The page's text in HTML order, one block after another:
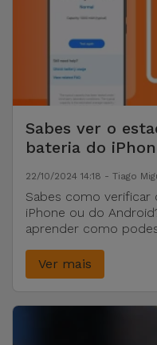
Sabes ver o
bateria do
22/10/2024 14:18 - Tiago
Sabes como verificar
iPhone ou do
aprender como
Ver mais